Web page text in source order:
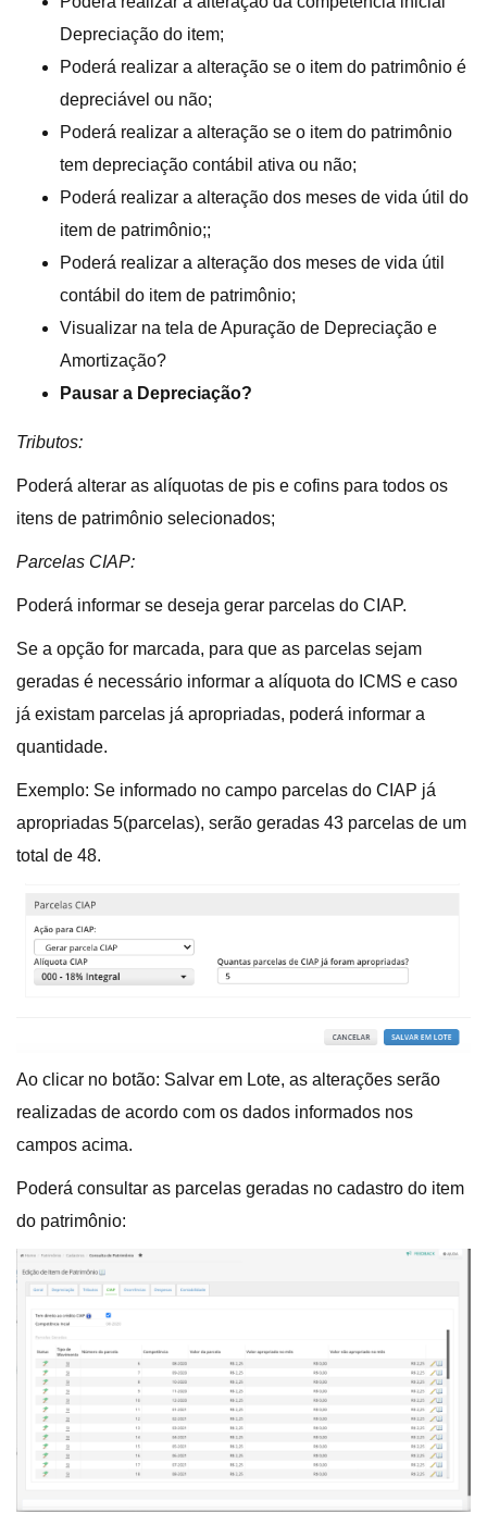
Depreciação do item;
Poderá realizar a alteração se o item do patrimônio é
depreciável ou não;
Poderá realizar a alteração se o item do patrimônio
tem depreciação contábil ativa ou não;
Poderá realizar a alteração dos meses de vida útil do
item de patrimônio;;
Poderá realizar a alteração dos meses de vida útil
contábil do item de patrimônio;
Visualizar na tela de Apuração de Depreciação e
Amortização?
Pausar a Depreciação?
Tributos:
Poderá alterar as alíquotas de pis e cofins para todos os
itens de patrimônio selecionados;
Parcelas CIAP:
Poderá informar se deseja gerar parcelas do CIAP.
Se a opção for marcada, para que as parcelas sejam
geradas é necessário informar a alíquota do ICMS e caso
já existam parcelas já apropriadas, poderá informar a
quantidade.
Exemplo: Se informado no campo parcelas do CIAP já
apropriadas 5(parcelas), serão geradas 43 parcelas de um
total de 48.
Ao clicar no botão: Salvar em Lote, as alterações serão
realizadas de acordo com os dados informados nos
campos acima.
Poderá consultar as parcelas geradas no cadastro do item
do patrimônio: